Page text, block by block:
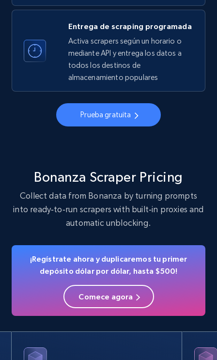
business account, Is professional account, Is
22.2K+ 3.4K+ Prueba gratuita
Instagram - Profiles - Collect profile
information by user name
Account, Fbid, ID, Followers, Posts count, Is
business account, Is professional account, Is
Crunchbase companies information
Name, URL, ID, Cb rank, Region, About,
15.6K+ 1.6K+ Prueba gratuita
Crunchbase companies information -
Industries, Operating status, and more.
Entrega de scraping programada
Activa scrapers según un horario o
mediante API y entrega los datos a
todos los destinos de
almacenamiento populares
Prueba gratuita
Bonanza Scraper Pricing
Collect data from Bonanza by turning prompts
into ready‑to‑run scrapers with built‑in proxies and
automatic unblocking.
¡Regístrate ahora y duplicaremos tu primer
depósito dólar por dólar, hasta $500!
Comece agora